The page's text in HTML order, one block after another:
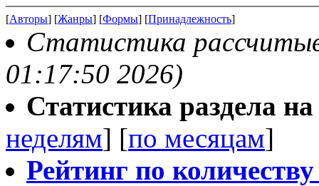
[Авторы] [Жанры] [Формы] [Принадлежность]
Статистика
01:17:50 2026)
Статистика раздела
неделям] [по месяцам]
Рейтинг по